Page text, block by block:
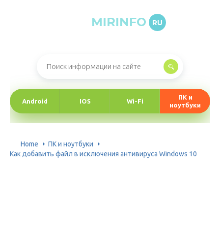
MIRINFO RU
Android IOS Wi-Fi
ПК и
ноутбуки
Home
ПК и ноутбуки
Как добавить файл в исключения антивируса Windows 10